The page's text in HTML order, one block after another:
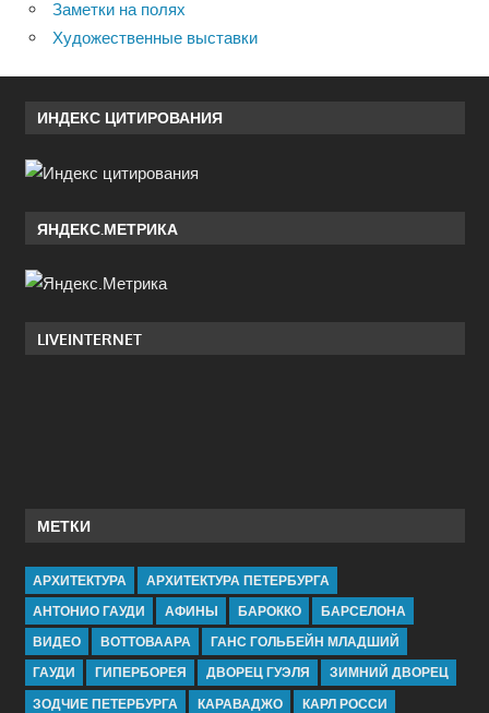
Заметки на полях
Художественные выставки
ИНДЕКС ЦИТИРОВАНИЯ
ЯНДЕКС.МЕТРИКА
LIVEINTERNET
МЕТКИ
АРХИТЕКТУРА
АРХИТЕКТУРА ПЕТЕРБУРГА
АНТОНИО ГАУДИ
АФИНЫ БАРОККО
БАРСЕЛОНА
ВИДЕО
ВОТТОВААРА
ГАНС ГОЛЬБЕЙН МЛАДШИЙ
ГАУДИ
ГИПЕРБОРЕЯ ДВОРЕЦ ГУЭЛЯ
ЗИМНИЙ ДВОРЕЦ
ЗОДЧИЕ ПЕТЕРБУРГА
КАРАВАДЖО
КАРЛ РОССИ